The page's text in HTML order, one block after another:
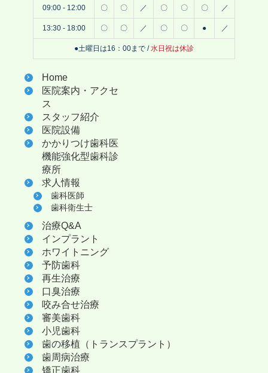
09:00 - 12:00 〇 〇 ／ 〇 〇 〇 ／
13:30 - 18:00 〇 〇 ／ 〇 〇 ● ／
●土曜日は16：00まで /水日祝は休診
Home
医院案内・アクセ
ス
スタッフ紹介
医院設備
かかりつけ歯科医
機能強化型歯科診
療所
求人情報
歯科医師
歯科衛生士
治療Q&A
インプラント
ホワイトニング
予防歯科
再生治療
口臭治療
咬み合せ治療
審美歯科
小児歯科
歯の移植（トランスプラント）
歯周病治療
矯正歯科